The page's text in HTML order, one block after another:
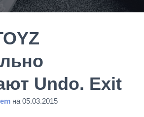
Ь
Undo. Exit
на 05.03.2015